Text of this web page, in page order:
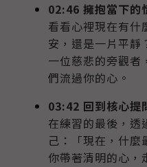
02:46 擁抱當下的
看看心裡現在有什
安，還是一片平靜
一位慈悲的旁觀者
們流過你的心。
03:42 回到核心提
在練習的最後，透
己：「現在，什麼
你帶著清明的心，